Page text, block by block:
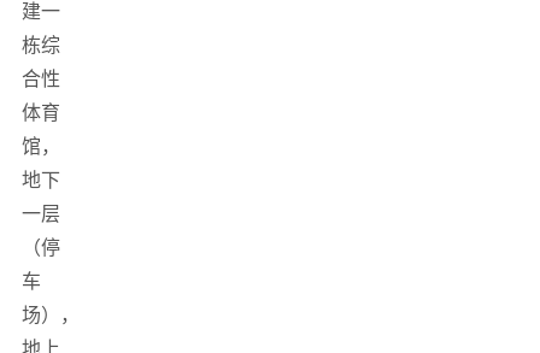
建一
栋综
合性
体育
馆，
地下
一层
（停
车
场），
地上